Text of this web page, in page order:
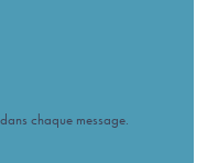
chaque message.